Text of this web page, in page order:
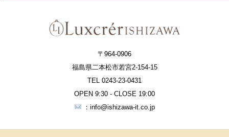
〒964-0906
福島県二本松市若宮2-154-15
TEL 0243-23-0431
OPEN 9:30 - CLOSE 19:00
：info@ishizawa-it.co.jp